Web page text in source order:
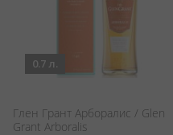
0.7 л.
Глен Грант Арборалис / Glen
Grant Arboralis